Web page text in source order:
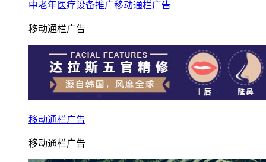
中老年医疗设备推广移动通栏广告
移动通栏广告
移动通栏广告
移动通栏广告